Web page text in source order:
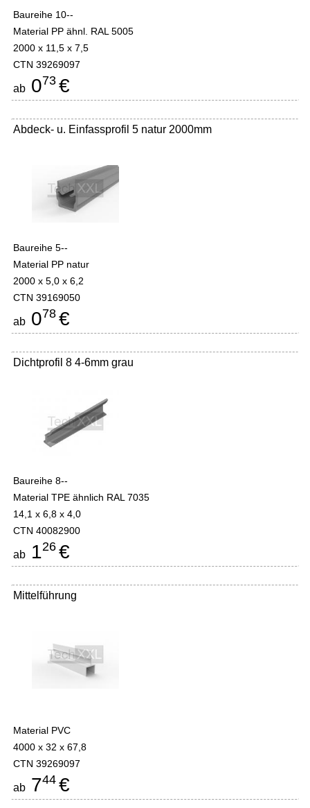
Baureihe 10--
Material PP ähnl. RAL 5005
2000 x 11,5 x 7,5
CTN 39269097
ab 073 €
Abdeck- u. Einfassprofil 5 natur 2000mm
Baureihe 5--
Material PP natur
2000 x 5,0 x 6,2
CTN 39169050
ab 078 €
Dichtprofil 8 4-6mm grau
Baureihe 8--
Material TPE ähnlich RAL 7035
14,1 x 6,8 x 4,0
CTN 40082900
ab 126 €
Mittelführung
Material PVC
4000 x 32 x 67,8
CTN 39269097
ab 744 €